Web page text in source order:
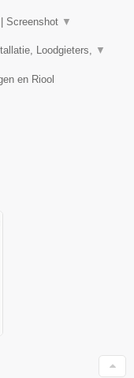
Screenshot ▼
Loodgieters, ▼
en Riool